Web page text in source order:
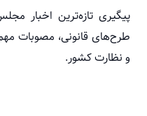
پیگیری تازه‌ترین اخبار
طرح‌های قانونی، مصوبات
و نظارت کشور.